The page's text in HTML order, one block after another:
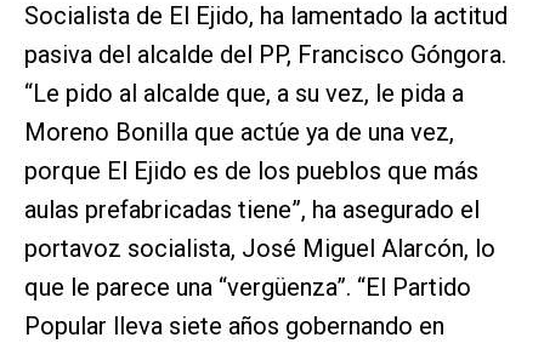
Socialista de El Ejido, ha lamentado la actitud
pasiva del alcalde del PP, Francisco Góngora.
“Le pido al alcalde que, a su vez, le pida a
Moreno Bonilla que actúe ya de una vez,
porque El Ejido es de los pueblos que más
aulas prefabricadas tiene”, ha asegurado el
portavoz socialista, José Miguel Alarcón, lo
que le parece una “vergüenza”. “El Partido
Popular lleva siete años gobernando en